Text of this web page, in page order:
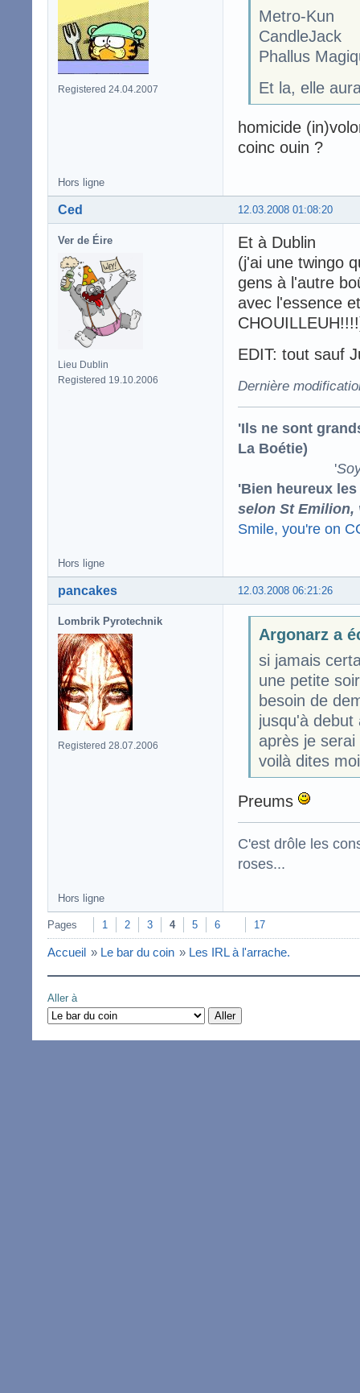
Registered 24.04.2007
Metro-Kun
CandleJack
Phallus
Et la, elle
homicide
coinc ouin ?
Hors ligne
12.03.2008 01:08:20
Ced
Ver de Éire
Lieu Dublin
Registered 19.10.2006
Et à Dublin
(j'ai une twingo
gens à l'autre
avec l'essence
EDIT: tout sauf
Dernière
'Ils ne sont
La Boétie)
'
'Bien heureux
selon St Emilion,
Smile, you're on
Hors ligne
12.03.2008 06:21:26
pancakes
Lombrik Pyrotechnik
Registered 28.07.2006
Argonarz a
si jamais
une petite
besoin de
jusqu'à debut
après je
voilà dites
Preums
C'est drôle les
roses...
Hors ligne
Pages 1 2 3 4 5 6 17
Accueil » Le bar du coin » Les IRL à l'arrache.
Aller à